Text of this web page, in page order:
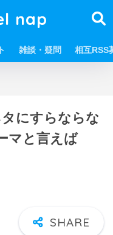
nap
雑談・疑問 相互RSS
タにすらならな
マと言えば